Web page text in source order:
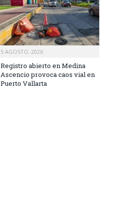
5 AGOSTO, 2026
Registro abierto en Medina
Ascencio provoca caos vial en
Puerto Vallarta